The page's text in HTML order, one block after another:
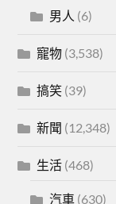
男人 (6)
寵物 (3,538)
搞笑 (39)
新聞 (12,348)
生活 (468)
汽車 (630)